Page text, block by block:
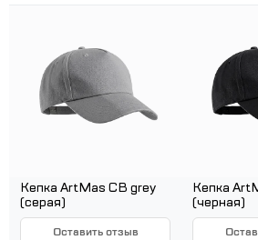
Предназначено поддевать
одежду на оголенное тело
Отличительные черты:
Сезон: Лето
Страна производитель:
Кепка ArtMas CB grey
(серая)
Оставить отзыв
Кепка
(черная)